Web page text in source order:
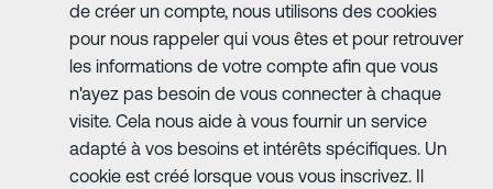
de créer un compte, nous utilisons des cookies
pour nous rappeler qui vous êtes et pour retrouver
les informations de votre compte afin que vous
n'ayez pas besoin de vous connecter à chaque
visite. Cela nous aide à vous fournir un service
adapté à vos besoins et intérêts spécifiques. Un
cookie est créé lorsque vous vous inscrivez. Il